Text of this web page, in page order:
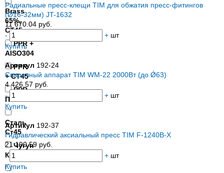
Brass
65%,
СТ45
PPR +
AISO304
PPR
+ СТ45
PPR
Пластик
Сталь
Ст45
Чугун
КЧЗOбф
Радиальные пресс-клещи TIM для обжатия пресс-фитингов
(Ø16-32мм) JT-1632
11 670.04 руб.
-
+ шт
Купить
Артикул 192-24
Сварочный аппарат TIM WM-22 2000Вт (до Ǿ63)
4 426.57 руб.
-
+ шт
Купить
Артикул 192-37
Гидравлический аксиальный пресс TIM F-1240B-Х
21 190.59 руб.
-
+ шт
Купить